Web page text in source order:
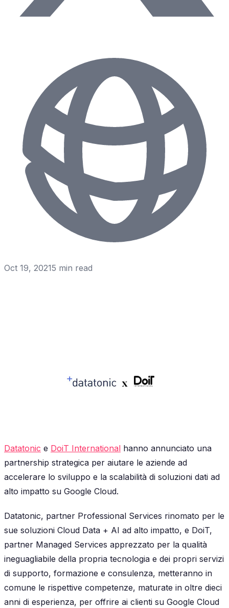
Oct 19, 20215 min read
Datatonic e DoiT International hanno annunciato una
partnership strategica per aiutare le aziende ad
accelerare lo sviluppo e la scalabilità di soluzioni dati ad
alto impatto su Google Cloud.
Datatonic, partner Professional Services rinomato per le
sue soluzioni Cloud Data + AI ad alto impatto, e DoiT,
partner Managed Services apprezzato per la qualità
ineguagliabile della propria tecnologia e dei propri servizi
di supporto, formazione e consulenza, metteranno in
comune le rispettive competenze, maturate in oltre dieci
anni di esperienza, per offrire ai clienti su Google Cloud